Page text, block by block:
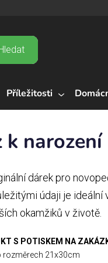
Hledat
Příležitosti
k
dárek pro
údaji je ideální
okamžiků v životě.
S POTISKEM NA
rozměrech 21x30cm